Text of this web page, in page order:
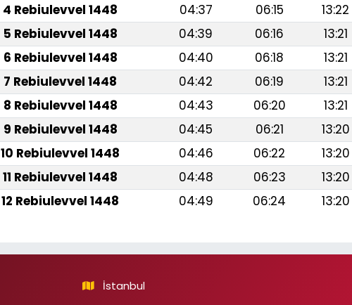
4 Rebiulevvel 1448 04:37 06:15 13:22
5 Rebiulevvel 1448 04:39 06:16 13:21
6 Rebiulevvel 1448 04:40 06:18 13:21
7 Rebiulevvel 1448 04:42 06:19 13:21
8 Rebiulevvel 1448 04:43 06:20 13:21
9 Rebiulevvel 1448 04:45 06:21 13:20
10 Rebiulevvel 1448 04:46 06:22 13:20
11 Rebiulevvel 1448 04:48 06:23 13:20
12 Rebiulevvel 1448 04:49 06:24 13:20
İstanbul